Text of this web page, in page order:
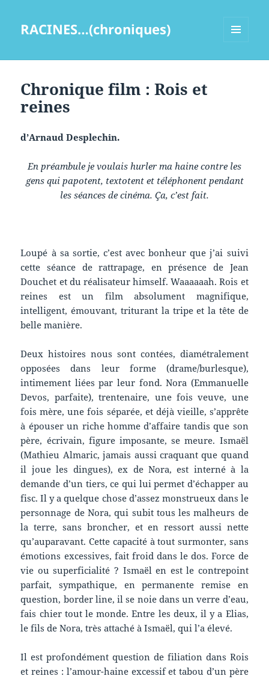
RACINES…(chroniques)
Chronique film : Rois et
reines
d’Arnaud Desplechin.
En préambule je voulais hurler ma haine contre les
gens qui papotent, textotent et téléphonent pendant
les séances de cinéma. Ça, c’est fait.
Loupé à sa sortie, c’est avec bonheur que j’ai suivi
cette séance de rattrapage, en présence de Jean
Douchet et du réalisateur himself. Waaaaaah. Rois et
reines est un film absolument magnifique,
intelligent, émouvant, triturant la tripe et la tête de
belle manière.
Deux histoires nous sont contées, diamétralement
opposées dans leur forme (drame/burlesque),
intimement liées par leur fond. Nora (Emmanuelle
Devos, parfaite), trentenaire, une fois veuve, une
fois mère, une fois séparée, et déjà vieille, s’apprête
à épouser un riche homme d’affaire tandis que son
père, écrivain, figure imposante, se meure. Ismaël
(Mathieu Almaric, jamais aussi craquant que quand
il joue les dingues), ex de Nora, est interné à la
demande d’un tiers, ce qui lui permet d’échapper au
fisc. Il y a quelque chose d’assez monstrueux dans le
personnage de Nora, qui subit tous les malheurs de
la terre, sans broncher, et en ressort aussi nette
qu’auparavant. Cette capacité à tout surmonter, sans
émotions excessives, fait froid dans le dos. Force de
vie ou superficialité ? Ismaël en est le contrepoint
parfait, sympathique, en permanente remise en
question, border line, il se noie dans un verre d’eau,
fais chier tout le monde. Entre les deux, il y a Elias,
le fils de Nora, très attaché à Ismaël, qui l’a élevé.
Il est profondément question de filiation dans Rois
et reines : l’amour-haine excessif et tabou d’un père